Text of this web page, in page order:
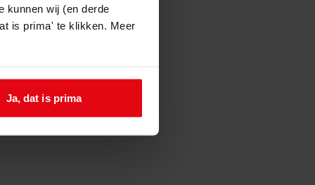
kunnen wij (en derde
is prima' te klikken. Meer
Ja, dat is prima